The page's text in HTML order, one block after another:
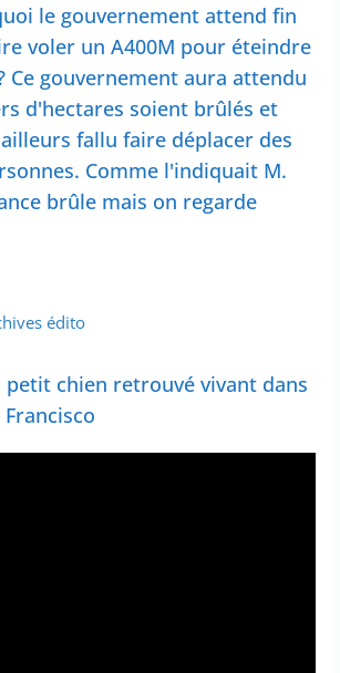
le gouvernement attend fin
voler un A400M pour éteindre
Ce gouvernement aura attendu
d'hectares soient brûlés et
fallu faire déplacer des
Comme l'indiquait M.
brûle mais on regarde
édito
petit chien retrouvé vivant dans